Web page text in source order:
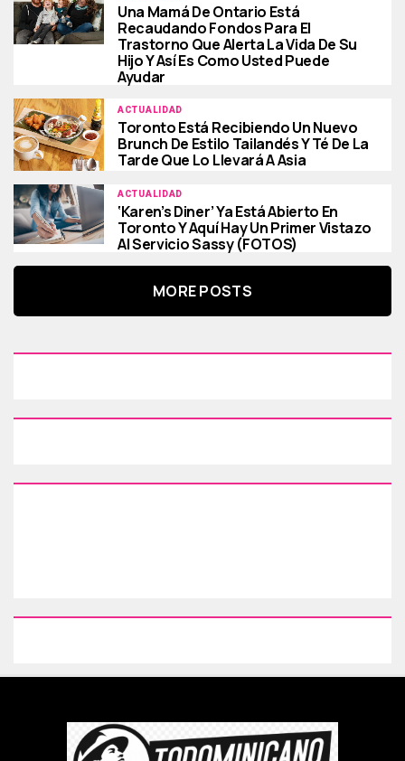
Una Mamá De Ontario Está
Recaudando Fondos Para El
Trastorno Que Alerta La Vida De Su
Hijo Y Así Es Como Usted Puede
Ayudar
ACTUALIDAD
Toronto Está Recibiendo Un Nuevo
Brunch De Estilo Tailandés Y Té De La
Tarde Que Lo Llevará A Asia
ACTUALIDAD
‘Karen’s Diner’ Ya Está Abierto En
Toronto Y Aquí Hay Un Primer Vistazo
Al Servicio Sassy (FOTOS)
MORE POSTS